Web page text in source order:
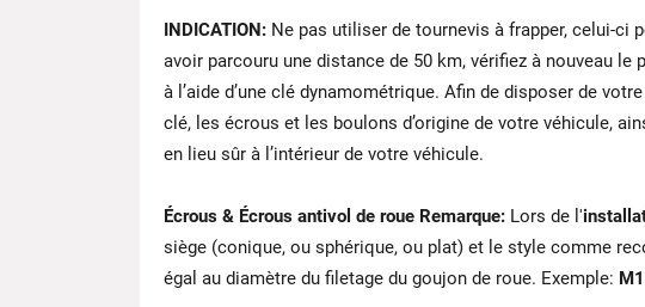
INDICATION: Ne pas utiliser de tournevis à frapper, celui-ci
avoir parcouru une distance de 50 km, vérifiez à nouveau
à l’aide d’une clé dynamométrique. Afin de disposer de
clé, les écrous et les boulons d’origine de votre véhicule,
en lieu sûr à l’intérieur de votre véhicule.
Écrous & Écrous antivol de roue Remarque: Lors de l'
siège (conique, ou sphérique, ou plat) et le style comme
égal au diamètre du filetage du goujon de roue. Exemple: